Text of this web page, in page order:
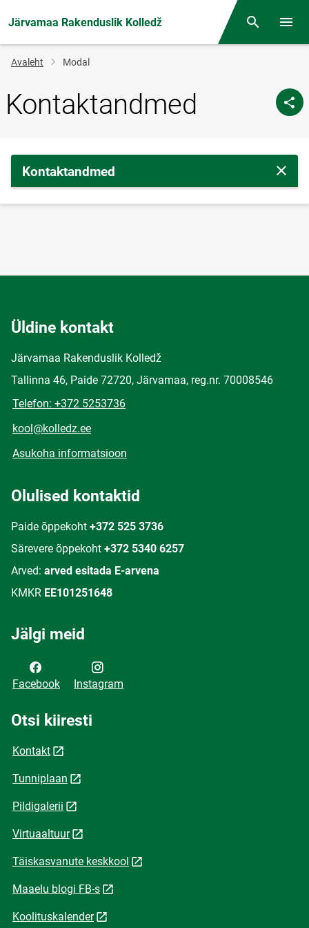
Järvamaa Rakenduslik Kolledž Otsing
Jälglink
Avaleht Modal
Kontaktandmed
Kontaktandmed Sulge
Üldine kontakt
Järvamaa Rakenduslik Kolledž
Tallinna 46, Paide 72720, Järvamaa, reg.nr. 70008546
Telefon: +372 5253736
kool@kolledz.ee
Asukoha informatsioon
Olulised kontaktid
Paide õppekoht +372 525 3736
Särevere õppekoht +372 5340 6257
Arved: arved esitada E-arvena
KMKR EE101251648
Jälgi meid
Facebook Instagram
Otsi kiiresti
Kontakt
Tunniplaan
Pildigalerii
Virtuaaltuur
Täiskasvanute keskkool
Maaelu blogi FB-s
Koolituskalender